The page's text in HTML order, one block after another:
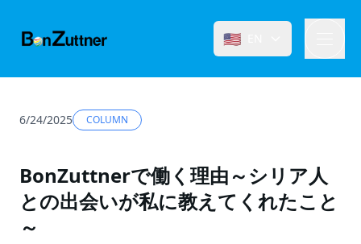
🇺🇸
6/24/2025 COLUMN
BonZuttnerで働く理由～シリア人
との出会いが私に教えてくれたこと
～